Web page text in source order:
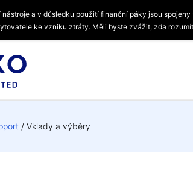
a v důsledku použití finanční páky jsou
ke vzniku ztráty. Měli byste zvážit, zda
Vklady a výběry